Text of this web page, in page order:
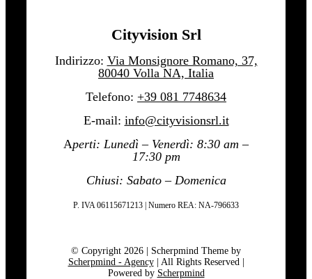
Cityvision Srl
Indirizzo: Via Monsignore Romano, 37,
80040 Volla NA, Italia
Telefono: +39 081 7748634
E-mail: info@cityvisionsrl.it
Aperti: Lunedì – Venerdì: 8:30 am –
17:30 pm
Chiusi: Sabato – Domenica
P. IVA 06115671213 | Numero REA: NA-796633
© Copyright 2026 | Scherpmind Theme by
Scherpmind - Agency| All Rights Reserved |
Powered by Scherpmind